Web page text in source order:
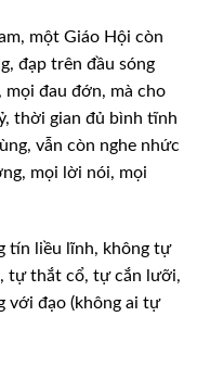
một Giáo Hội còn
đạp trên đầu sóng
đau đớn, mà cho
thời gian đủ bình tĩnh
vẫn còn nghe nhức
mọi lời nói, mọi
tín liều lĩnh, không tự
tự thắt cổ, tự cắn lưỡi,
với đạo (không ai tự